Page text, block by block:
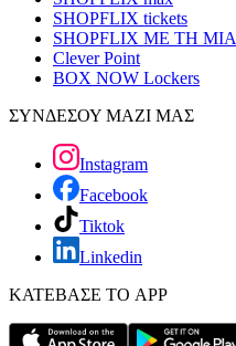
SHOPFLIX tickets
SHOPFLIX ΜΕ ΤΗ ΜΙΑ
Clever Point
BOX NOW Lockers
ΣΥΝΔΕΣΟΥ ΜΑΖΙ ΜΑΣ
Instagram
Facebook
Tiktok
Linkedin
ΚΑΤΕΒΑΣΕ ΤΟ APP